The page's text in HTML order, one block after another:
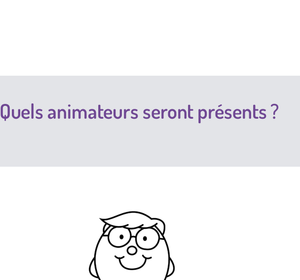
Quels animateurs seront présents ?